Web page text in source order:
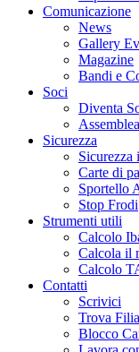
Comunicazione
News
Gallery
Magazine
Bandi e
Soci
Diventa
Sicurezza
Sicurezza
Carte di
Sportello
Stop Frodi
Strumenti utili
Calcolo
Calcola il
Calcolo
Contatti
Scrivici
Trova
Blocco